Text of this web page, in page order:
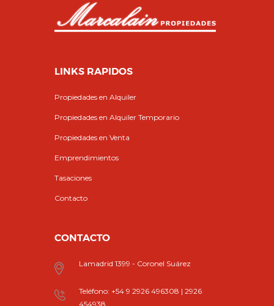
LINKS RAPIDOS
Propiedades en Alquiler
Propiedades en Alquiler Temporario
Propiedades en Venta
Emprendimientos
Tasaciones
Contacto
CONTACTO
Lamadrid 1399 - Coronel Suárez
Teléfono: +54 9 2926 496308 | 2926
454938